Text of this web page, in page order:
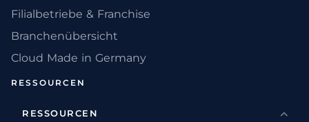
Filialbetriebe & Franchise
Branchenübersicht
Cloud Made in Germany
RESSOURCEN
RESSOURCEN